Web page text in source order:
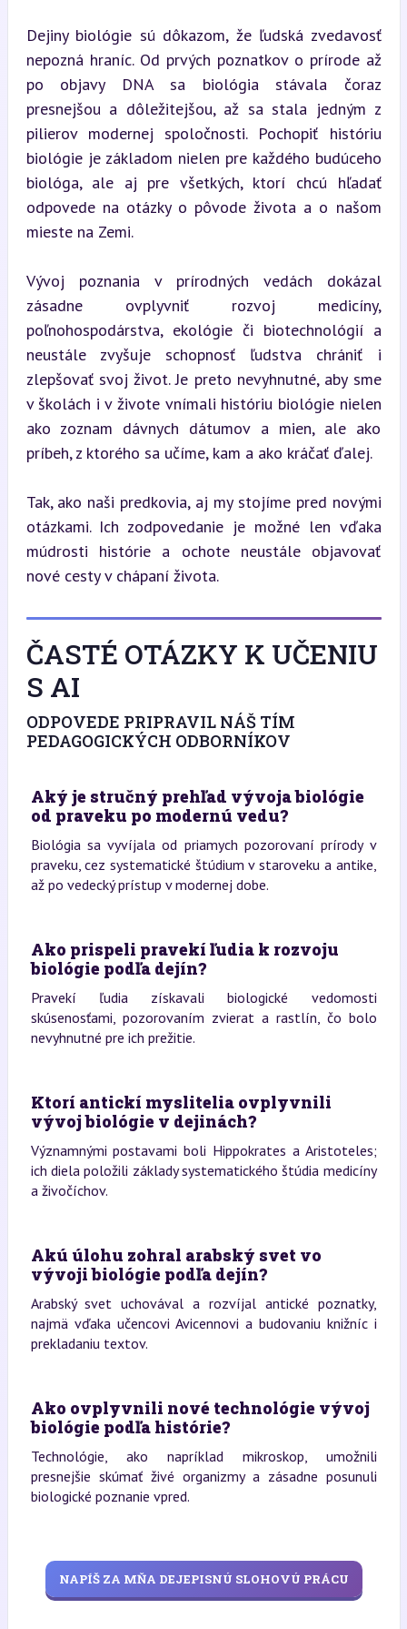
Dejiny biológie sú dôkazom, že ľudská zvedavosť
nepozná hraníc. Od prvých poznatkov o prírode až
po objavy DNA sa biológia stávala čoraz
presnejšou a dôležitejšou, až sa stala jedným z
pilierov modernej spoločnosti. Pochopiť históriu
biológie je základom nielen pre každého budúceho
biológa, ale aj pre všetkých, ktorí chcú hľadať
odpovede na otázky o pôvode života a o našom
mieste na Zemi.
Vývoj poznania v prírodných vedách dokázal
zásadne ovplyvniť rozvoj medicíny,
poľnohospodárstva, ekológie či biotechnológií a
neustále zvyšuje schopnosť ľudstva chrániť i
zlepšovať svoj život. Je preto nevyhnutné, aby sme
v školách i v živote vnímali históriu biológie nielen
ako zoznam dávnych dátumov a mien, ale ako
príbeh, z ktorého sa učíme, kam a ako kráčať ďalej.
Tak, ako naši predkovia, aj my stojíme pred novými
otázkami. Ich zodpovedanie je možné len vďaka
múdrosti histórie a ochote neustále objavovať
nové cesty v chápaní života.
ČASTÉ OTÁZKY K UČENIU
S AI
ODPOVEDE PRIPRAVIL NÁŠ TÍM
PEDAGOGICKÝCH ODBORNÍKOV
Aký je stručný prehľad vývoja biológie
od praveku po modernú vedu?
Biológia sa vyvíjala od priamych pozorovaní prírody v
praveku, cez systematické štúdium v staroveku a antike,
až po vedecký prístup v modernej dobe.
Ako prispeli pravekí ľudia k rozvoju
biológie podľa dejín?
Pravekí ľudia získavali biologické vedomosti
skúsenosťami, pozorovaním zvierat a rastlín, čo bolo
nevyhnutné pre ich prežitie.
Ktorí antickí myslitelia ovplyvnili
vývoj biológie v dejinách?
Významnými postavami boli Hippokrates a Aristoteles;
ich diela položili základy systematického štúdia medicíny
a živočíchov.
Akú úlohu zohral arabský svet vo
vývoji biológie podľa dejín?
Arabský svet uchovával a rozvíjal antické poznatky,
najmä vďaka učencovi Avicennovi a budovaniu knižníc i
prekladaniu textov.
Ako ovplyvnili nové technológie vývoj
biológie podľa histórie?
Technológie, ako napríklad mikroskop, umožnili
presnejšie skúmať živé organizmy a zásadne posunuli
biologické poznanie vpred.
NAPÍŠ ZA MŇA DEJEPISNÚ SLOHOVÚ PRÁCU